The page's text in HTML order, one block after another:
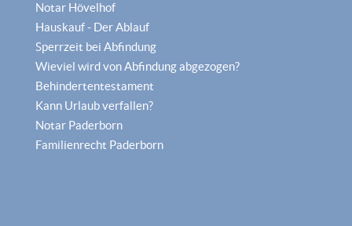
Notar Hövelhof
Hauskauf - Der Ablauf
Sperrzeit bei Abfindung
Wieviel wird von Abfindung abgezogen?
Behindertentestament
Kann Urlaub verfallen?
Notar Paderborn
Familienrecht Paderborn